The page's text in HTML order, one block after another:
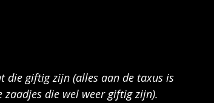
die giftig zijn (alles aan de taxus is
die wel weer giftig zijn).